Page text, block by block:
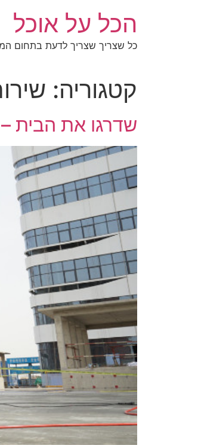
הכל על אוכל
כל שצריך שצריך לדעת בתחום
קטגוריה:
שדרגו את הבית –